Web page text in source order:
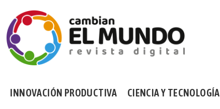
INNOVACIÓN PRODUCTIVA CIENCIA Y TECNOLOGÍA